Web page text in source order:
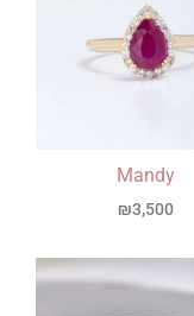
Mandy
₪3,500